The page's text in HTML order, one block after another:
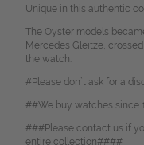
Unique in this authentic
The Oyster models
Mercedes Gleitze,
the watch.
#Please don`t ask for a
##We buy watches since
###Please contact us if
entire collection####